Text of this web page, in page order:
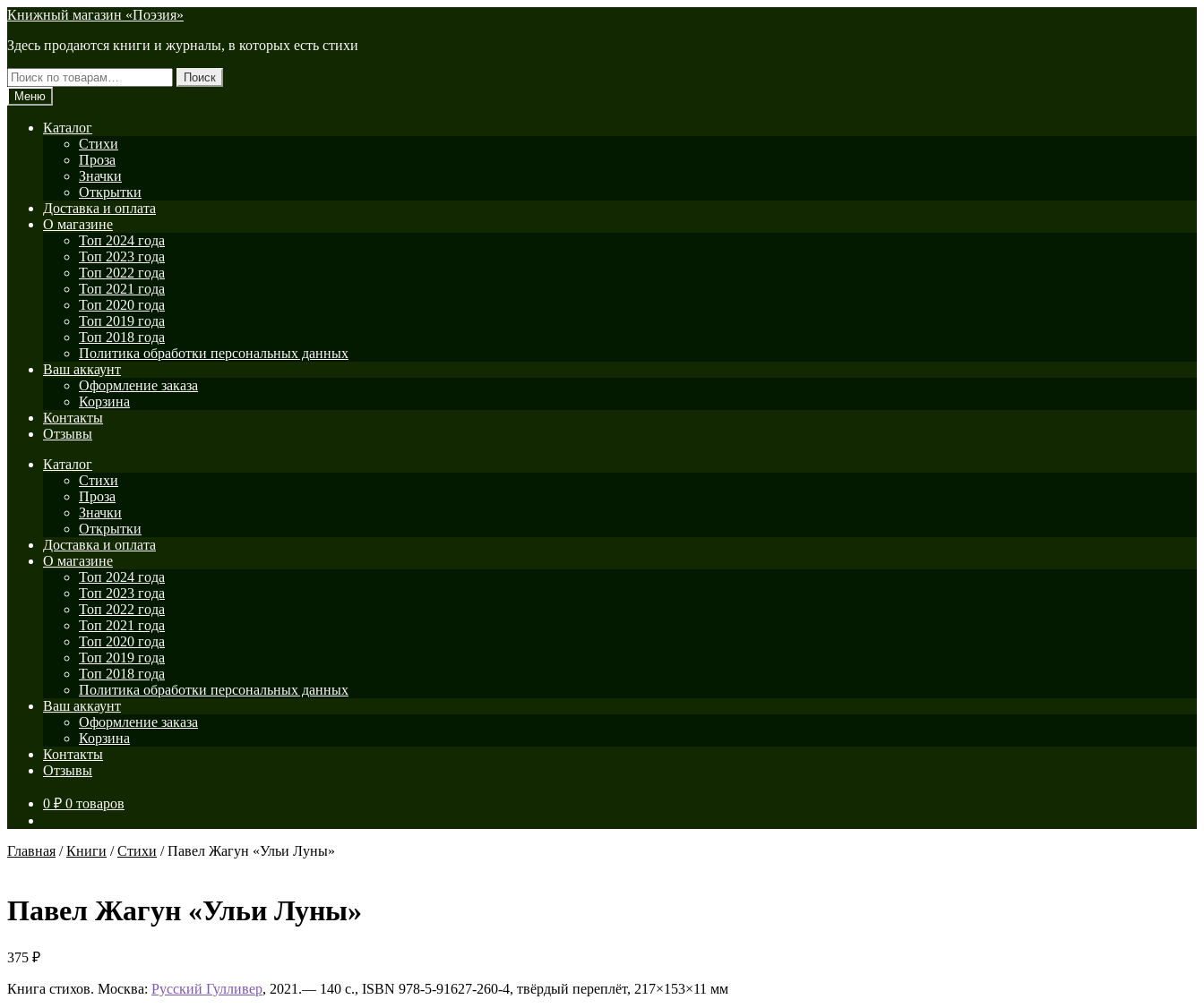
Перейти
навигации
Перейти
содержимому
Книжный магазин «Поэзия»
Здесь продаются книги и журналы, в которых есть стихи
Искать:
Поиск
Меню
Каталог
Стихи
Проза
Значки
Открытки
Доставка и оплата
О магазине
Топ 2024 года
Топ 2023 года
Топ 2022 года
Топ 2021 года
Топ 2020 года
Топ 2019 года
Топ 2018 года
Политика обработки персональных данных
Ваш аккаунт
Оформление заказа
Корзина
Контакты
Отзывы
Каталог
Стихи
Проза
Значки
Открытки
Доставка и оплата
О магазине
Топ 2024 года
Топ 2023 года
Топ 2022 года
Топ 2021 года
Топ 2020 года
Топ 2019 года
Топ 2018 года
Политика обработки персональных данных
Ваш аккаунт
Оформление заказа
Корзина
Контакты
Отзывы
0 ₽ 0 товаров
Главная /Книги /Стихи /Павел Жагун «Ульи Луны»
Павел Жагун «Ульи Луны»
375 ₽
Книга стихов. Москва: Русский Гулливер, 2021.— 140 с., ISBN 978-5-91627-260-4, твёрдый переплёт, 217×153×11 мм